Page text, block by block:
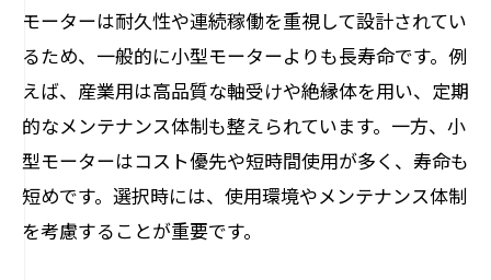
モーターは耐久性や連続稼働を重視して設計されてい
るため、一般的に小型モーターよりも長寿命です。例
えば、産業用は高品質な軸受けや絶縁体を用い、定期
的なメンテナンス体制も整えられています。一方、小
型モーターはコスト優先や短時間使用が多く、寿命も
短めです。選択時には、使用環境やメンテナンス体制
を考慮することが重要です。